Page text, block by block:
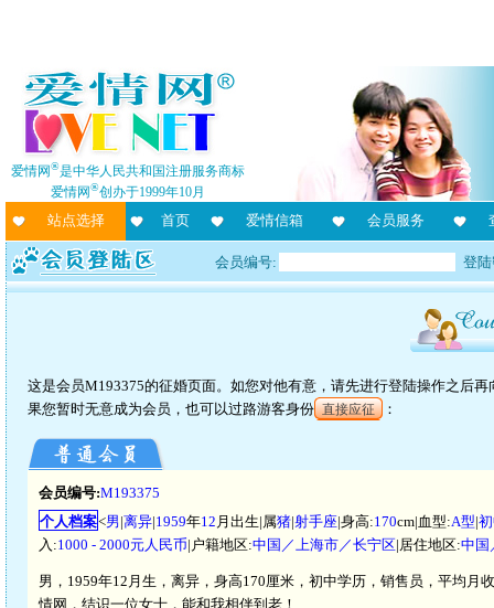
爱情网®是中华人民共和国注册服务商标
爱情网®创办于1999年10月
站点选择 首页 爱情信箱 会员服务
会员编号: 登
这是会员M193375的征婚页面。如您对他有意，请先进行登陆操作之后
果您暂时无意成为会员，也可以过路游客身份 直接应征 ：
会员编号:M193375
个人档案<男|离异|1959年12 月出生|属猪|射手座|身高:170cm|血型:A型|
入:1000 - 2000元人民币|户籍地区:中国／上海市／长宁区|居住地区:中国
男，1959年12月生，离异，身高170厘米，初中学历，销售员，平均
情网，结识一位女士，能和我相伴到老！